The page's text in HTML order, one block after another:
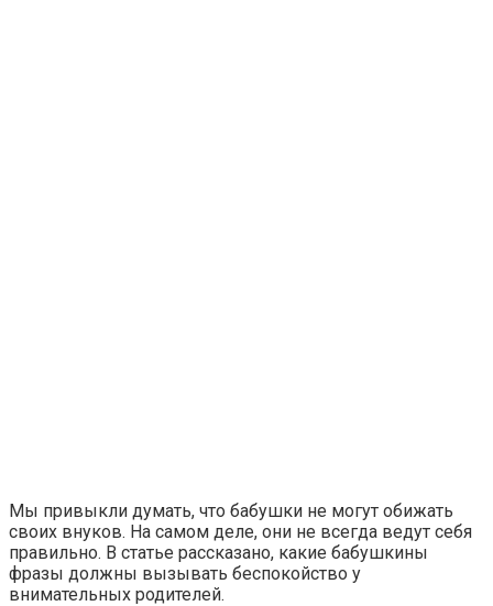
Мы привыкли думать, что бабушки не могут обижать
своих внуков. На самом деле, они не всегда ведут себя
правильно. В статье рассказано, какие бабушкины
фразы должны вызывать беспокойство у
внимательных родителей.